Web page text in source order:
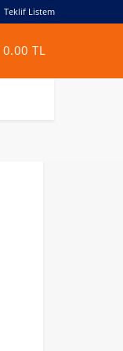
Teklif Listem
0.00 TL